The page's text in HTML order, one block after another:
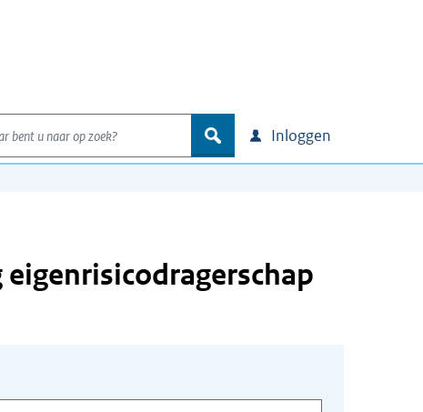
bent u naar op zoek?
zoek Inloggen